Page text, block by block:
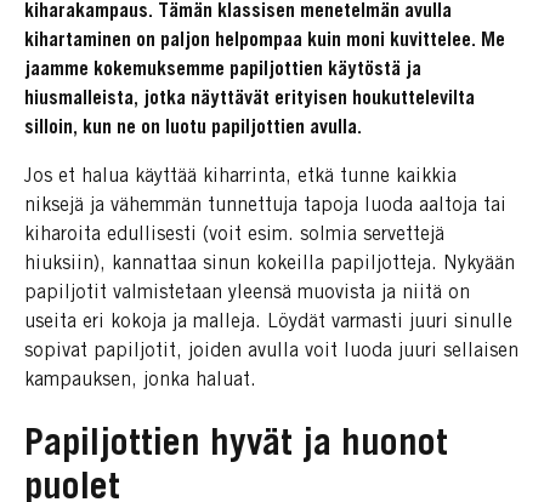
kiharakampaus. Tämän klassisen menetelmän avulla
kihartaminen on paljon helpompaa kuin moni kuvittelee. Me
jaamme kokemuksemme papiljottien käytöstä ja
hiusmalleista, jotka näyttävät erityisen houkuttelevilta
silloin, kun ne on luotu papiljottien avulla.
Jos et halua käyttää kiharrinta, etkä tunne kaikkia
niksejä ja vähemmän tunnettuja tapoja luoda aaltoja tai
kiharoita edullisesti (voit esim. solmia servettejä
hiuksiin), kannattaa sinun kokeilla papiljotteja. Nykyään
papiljotit valmistetaan yleensä muovista ja niitä on
useita eri kokoja ja malleja. Löydät varmasti juuri sinulle
sopivat papiljotit, joiden avulla voit luoda juuri sellaisen
kampauksen, jonka haluat.
Papiljottien hyvät ja huonot
puolet